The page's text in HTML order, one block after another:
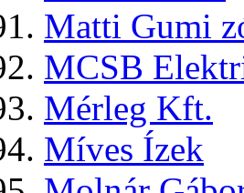
Matti Gumi
MCSB
Mérleg Kft.
Míves Ízek